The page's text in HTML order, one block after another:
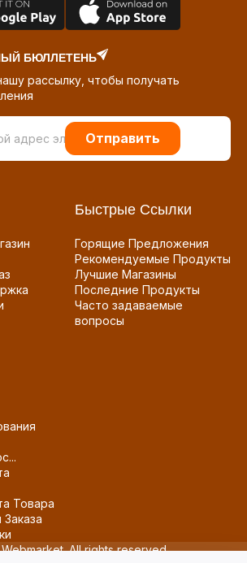
БЮЛЛЕТЕНЬ
рассылку, чтобы получать
Отправить
Быстрые Ссылки
Горящие Предложения
Рекомендуемые Продукты
Лучшие Магазины
Последние Продукты
Часто задаваемые
вопросы
Товара
All rights reserved.